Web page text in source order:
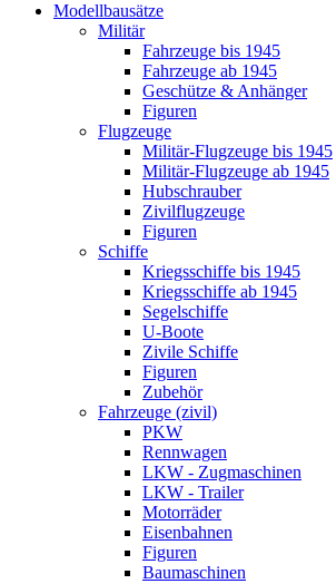
Modellbausätze
Militär
Fahrzeuge bis 1945
Fahrzeuge ab 1945
Geschütze & Anhänger
Figuren
Flugzeuge
Militär-Flugzeuge bis 1945
Militär-Flugzeuge ab 1945
Hubschrauber
Zivilflugzeuge
Figuren
Schiffe
Kriegsschiffe bis 1945
Kriegsschiffe ab 1945
Segelschiffe
U-Boote
Zivile Schiffe
Figuren
Zubehör
Fahrzeuge (zivil)
PKW
Rennwagen
LKW - Zugmaschinen
LKW - Trailer
Motorräder
Eisenbahnen
Figuren
Baumaschinen